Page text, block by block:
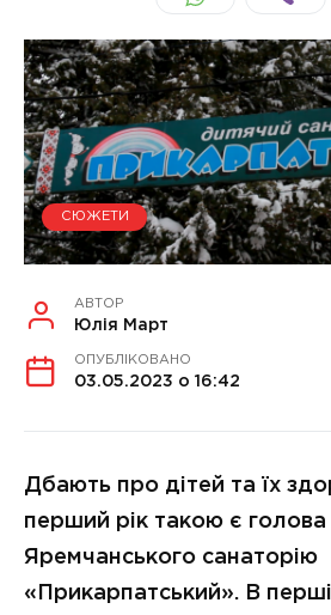
СЮЖЕТИ
АВТОР
Юлія Март
ОПУБЛІКОВАНО
03.05.2023 о 16:42
Дбають про дітей та їх
перший рік такою є голова
Яремчанського санаторію
«Прикарпатський». В перші